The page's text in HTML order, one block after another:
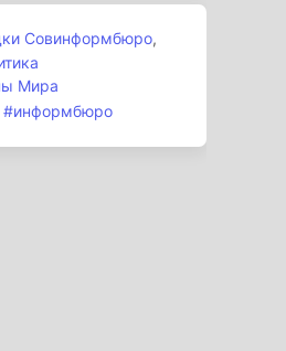
Совинформбюро,
Мира
#информбюро